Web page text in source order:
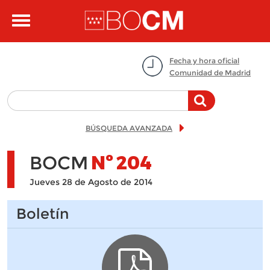
Toggle
Fecha y hora oficial
Comunidad de Madrid
BÚSQUEDA AVANZADA
BOCM Nº204
Jueves 28 de Agosto de 2014
Boletín